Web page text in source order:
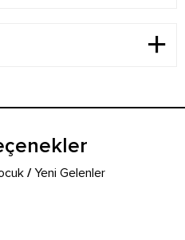
/Yeni Gelenler